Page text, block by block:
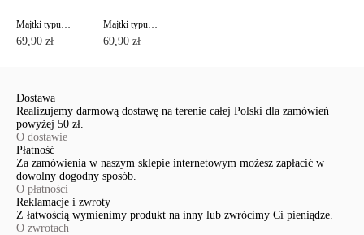
Majtki typu "figi" ze średnim stanem AURA RP3080
69,90 zł
Majtki typu "figi" ze średnim stanem AURA RP2079
69,90 zł
Dostawa
Realizujemy darmową dostawę na terenie całej Polski dla zamówień
powyżej 50 zł.
O dostawie
Płatność
Za zamówienia w naszym sklepie internetowym możesz zapłacić w
dowolny dogodny sposób.
O płatności
Reklamacje i zwroty
Z łatwością wymienimy produkt na inny lub zwrócimy Ci pieniądze.
O zwrotach